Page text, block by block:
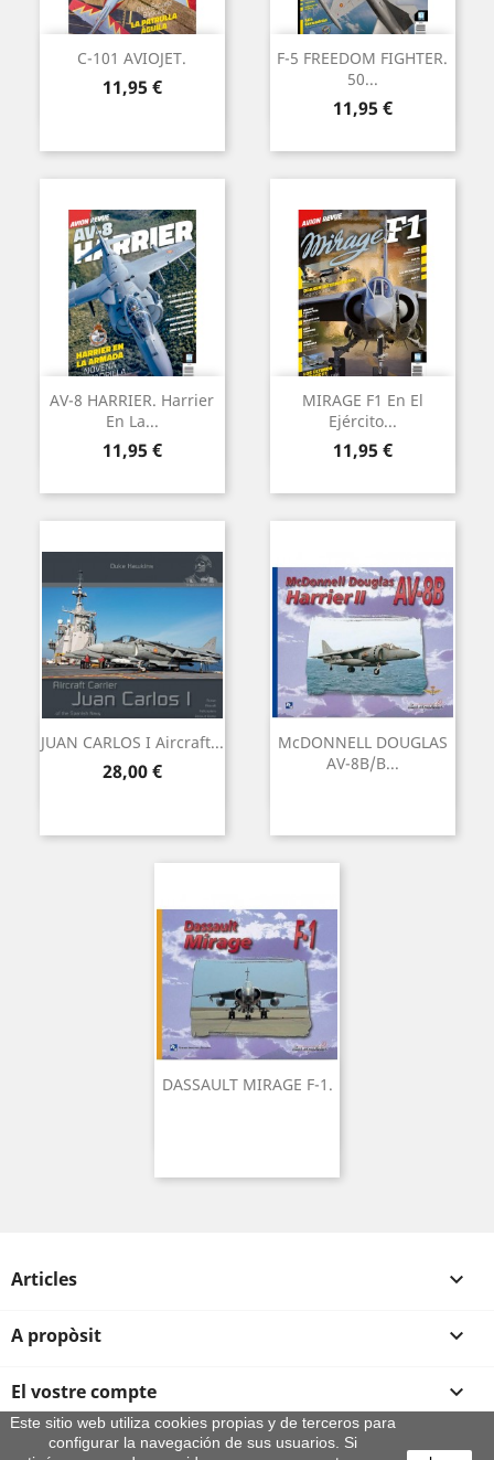
C-101 AVIOJET.
Preu
11,95 €
F-5 FREEDOM FIGHTER.
50...
Preu
11,95 €
AV-8 HARRIER. Harrier
En La...
Preu
11,95 €
MIRAGE F1 En El
Ejército...
Preu
11,95 €
JUAN CARLOS I Aircraft...
Preu
28,00 €
McDONNELL DOUGLAS
AV-8B/B...
DASSAULT MIRAGE F-1.
Articles 
A propòsit 
El vostre compte 
Informació sobre la botiga
Este sitio web utiliza cookies propias y de terceros para
configurar la navegación de sus usuarios. Si